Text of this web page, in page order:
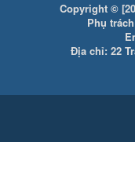
Copyright ©
Phụ
Địa chỉ: 22